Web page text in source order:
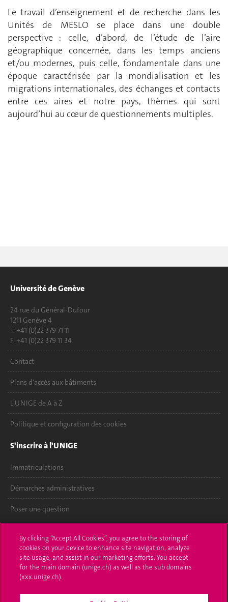
Le travail d’enseignement et de recherche dans les
Unités de MESLO se place dans une double
perspective : celle, d’abord, de l’étude de l’aire
géographique concernée, dans les temps anciens
et/ou modernes, puis celle, fondamentale dans une
époque caractérisée par la mondialisation et les
migrations internationales, des échanges et contacts
entre ces aires et notre pays, thèmes qui sont
aujourd’hui au cœur de questionnements multiples.
Université de Genève
24 rue du Général-Dufour
1211 Genève 4
T. +41 (0)22 379 71 11
F. +41 (0)22 379 11 34
Contact
Plans d'accès aux bâtiments
L'UNIGE de A à Z
Politique et configuration des cookies
S'inscrire à l'UNIGE
Immatriculations
Démarches administratives
Poser une question
UNIGE Mobile
Médias
Offres d'emploi
By clicking “Accept All Cookies”, you agree to the storing of
cookies on your device to enhance site navigation, analyze
site usage, and assist in our marketing efforts. You accept
for the main domain (unige.ch) as well as the sub domains
(xxx.unige.ch).